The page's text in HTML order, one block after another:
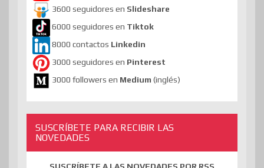
3600 seguidores en Slideshare
6000 seguidores en Tiktok
8000 contactos Linkedin
3000 seguidores en Pinterest
3000 followers en Medium (inglés)
SUSCRÍBETE PARA RECIBIR LAS
NOVEDADES